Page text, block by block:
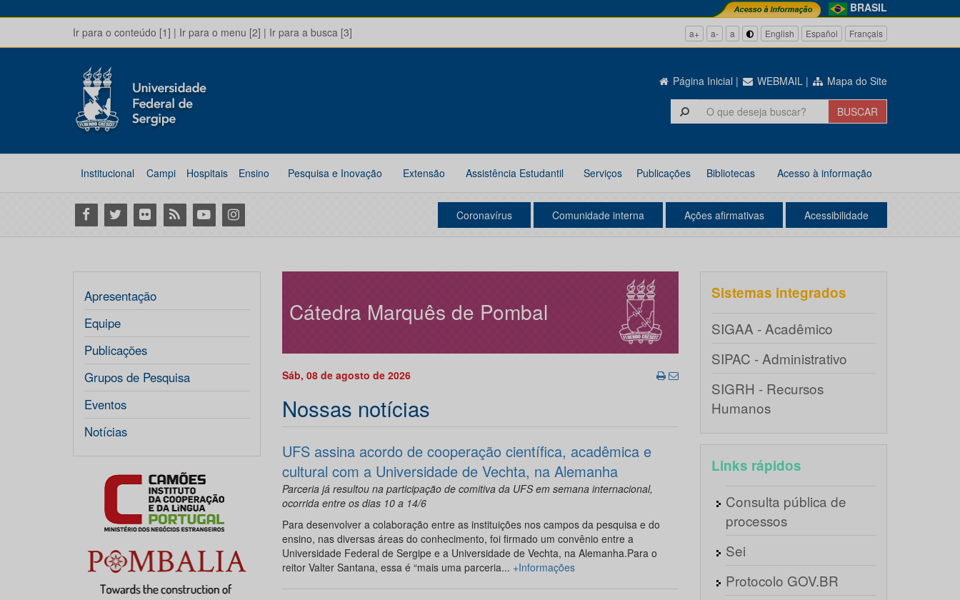
BRASIL
Ir para o conteúdo [1] | Ir para o menu [2] | Ir para a busca [3] a+ a- a English Español Français
Página Inicial | WEBMAIL | Mapa do Site
Institucional Campi Hospitais Ensino Pesquisa e Inovação Extensão Assistência Estudantil Serviços Publicações Bibliotecas Acesso à informação
Facebook
Twitter Flickr RSS YoutubeInstagram Coronavírus Comunidade interna Ações afirmativas Acessibilidade
Apresentação
Equipe
Publicações
Grupos de Pesquisa
Eventos
Notícias
Cátedra Marquês de Pombal
Sáb, 08 de agosto de 2026
Nossas notícias
UFS assina acordo de cooperação científica, acadêmica e
cultural com a Universidade de Vechta, na Alemanha
Parceria já resultou na participação de comitiva da UFS em semana internacional,
ocorrida entre os dias 10 a 14/6
Para desenvolver a colaboração entre as instituições nos campos da pesquisa e do
ensino, nas diversas áreas do conhecimento, foi firmado um convênio entre a
Universidade Federal de Sergipe e a Universidade de Vechta, na Alemanha.Para o
reitor Valter Santana, essa é “mais uma parceria... +Informações
Sistemas integrados
SIGAA - Acadêmico
SIPAC - Administrativo
SIGRH - Recursos
Humanos
Links rápidos
Consulta pública de
processos
Sei
Protocolo GOV.BR